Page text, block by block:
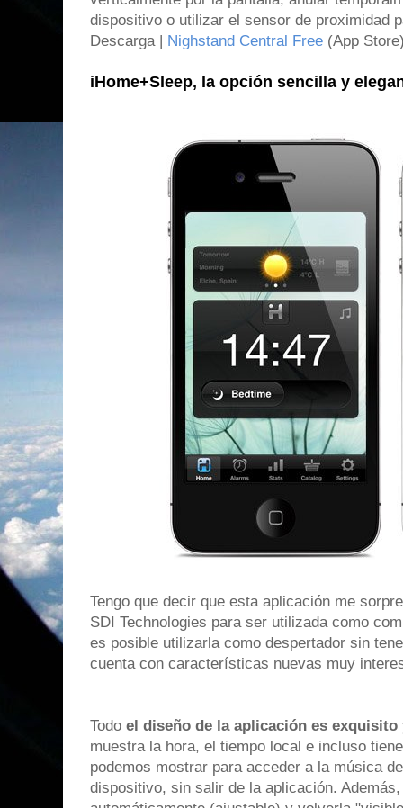
dispositivo o utilizar el sensor de proximidad
Descarga | Nighstand Central Free (App
iHome+Sleep, la opción sencilla y
Tengo que decir que esta aplicación me
SDI Technologies para ser utilizada como
es posible utilizarla como despertador sin
cuenta con características nuevas muy
Todo el diseño de la aplicación es
muestra la hora, el tiempo local e incluso
podemos mostrar para acceder a la música
dispositivo, sin salir de la aplicación.